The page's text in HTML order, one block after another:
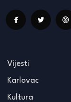
Vijesti
Karlovac
Kultura